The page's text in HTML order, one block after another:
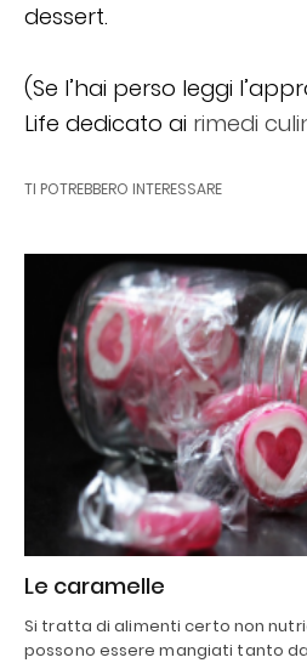
dessert.
(Se l’hai perso leggi
Life dedicato ai rimedi
TI POTREBBERO INTERESSARE
Le caramelle
Si tratta di alimenti certo non
possono essere mangiati tanto